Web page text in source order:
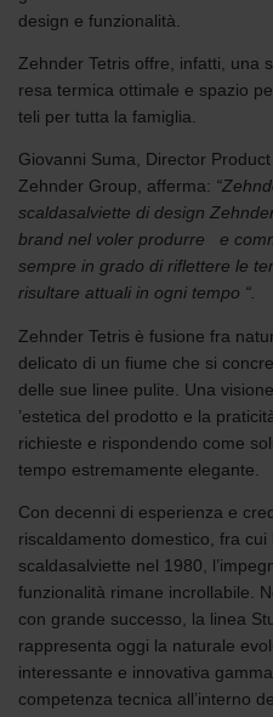
design e funzionalità.
Zehnder Tetris offre, infatti, una
resa termica ottimale e spazio
teli per tutta la famiglia.
Giovanni Suma, Director
Zehnder Group, afferma:
scaldasalviette di design
brand nel voler produrre e
sempre in grado di riflettere le
risultare attuali in ogni tempo “.
Zehnder Tetris è fusione fra
delicato di un fiume che si
delle sue linee pulite. Una
’estetica del prodotto e la
richieste e rispondendo come
tempo estremamente elegante.
Con decenni di esperienza e
riscaldamento domestico, fra
scaldasalviette nel 1980,
funzionalità rimane incrollabile.
con grande successo, la linea
rappresenta oggi la naturale
interessante e innovativa
competenza tecnica all’interno